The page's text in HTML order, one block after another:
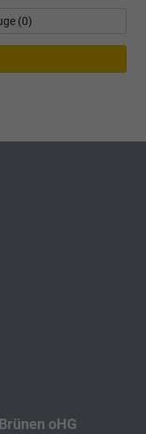
(0)
oHG